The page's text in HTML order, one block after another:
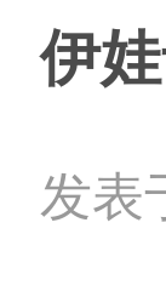
伊
发表